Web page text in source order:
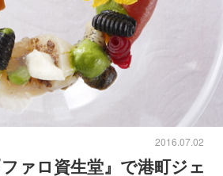
2016.07.02
ァロ資生堂』で港町ジェ